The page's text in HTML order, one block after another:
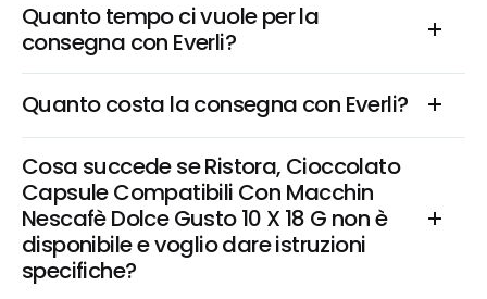
Quanto tempo ci vuole per la
consegna con Everli?
Quanto costa la consegna con Everli?
Cosa succede se Ristora, Cioccolato
Capsule Compatibili Con Macchin
Nescafè Dolce Gusto 10 X 18 G non è
disponibile e voglio dare istruzioni
specifiche?